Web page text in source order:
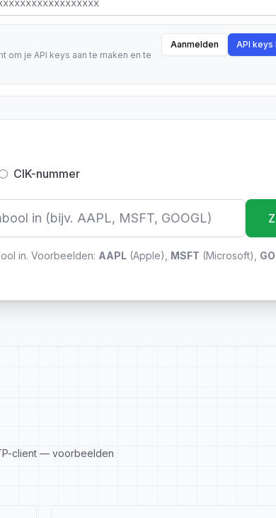
om je API keys aan te maken en te
Aanmelden API keys
CIK-nummer
in. Voorbeelden: AAPL (Apple), MSFT (Microsoft),
client — voorbeelden